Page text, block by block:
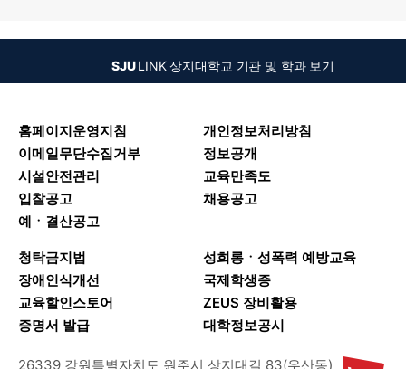
SJU LINK 상지대학교 기관 및 학과 보기
홈페이지운영지침
개인정보처리방침
이메일무단수집거부
정보공개
시설안전관리
교육만족도
입찰공고
채용공고
예ㆍ결산공고
청탁금지법
성희롱ㆍ성폭력 예방교육
장애인식개선
국제학생증
교육할인스토어
ZEUS 장비활용
증명서 발급
대학정보공시
26339 강원특별자치도 원주시 상지대길 83(우산동)